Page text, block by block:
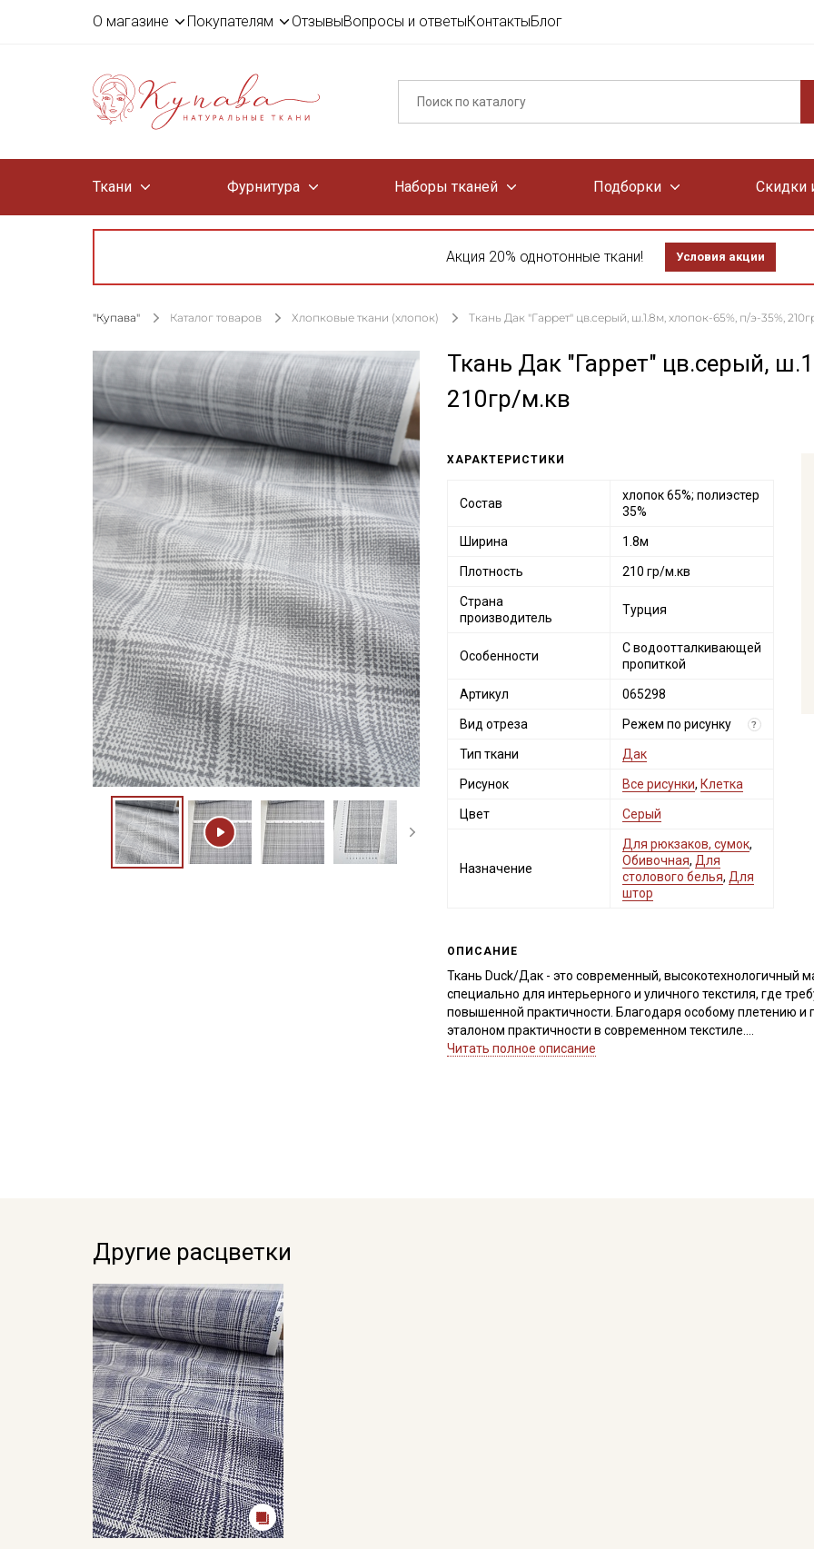
О магазине Покупателям ОтзывыВопросы и ответыКонтактыБлог
Ткани Фурнитура Наборы тканей Подборки Скидки
Акция 20% однотонные ткани! Условия акции
"Купава" Каталог товаров Хлопковые ткани (хлопок) Ткань Дак "Гаррет" цв.серый, ш.1.8м, хлопок-65%, п/э-35%,
Ткань Дак "Гаррет" цв.серый,
210гр/м.кв
ХАРАКТЕРИСТИКИ
Состав
хлопок 65%; полиэстер
35%
Ширина 1.8м
Плотность 210 гр/м.кв
Страна
производитель
Турция
Особенности
С водоотталкивающей
пропиткой
Артикул 065298
Вид отреза Режем по рисунку ?
Тип ткани Дак
Рисунок Все рисунки, Клетка
Цвет Серый
Назначение
Для рюкзаков, сумок,
Обивочная, Для
столового белья, Для
штор
ОПИСАНИЕ
Ткань Duck/Дак - это современный, высокотехнологичный
специально для интерьерного и уличного текстиля, где
повышенной практичности. Благодаря особому плетению и
эталоном практичности в современном текстиле.
Уникальная гидрофобная отделка, разработанная
Читать полное описание
Другие расцветки